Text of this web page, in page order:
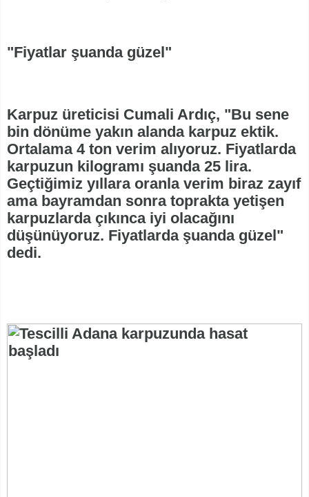
"Fiyatlar şuanda güzel"
Karpuz üreticisi Cumali Ardıç, "Bu sene
bin dönüme yakın alanda karpuz ektik.
Ortalama 4 ton verim alıyoruz. Fiyatlarda
karpuzun kilogramı şuanda 25 lira.
Geçtiğimiz yıllara oranla verim biraz zayıf
ama bayramdan sonra toprakta yetişen
karpuzlarda çıkınca iyi olacağını
düşünüyoruz. Fiyatlarda şuanda güzel"
dedi.